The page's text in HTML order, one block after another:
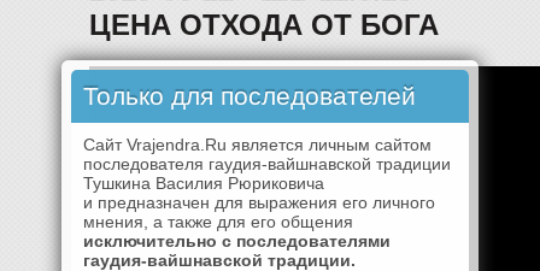
ЦЕНА ОТХОДА ОТ БОГА
Только для последователей
Сайт Vrajendra.Ru является личным сайтом
последователя гаудия-вайшнавской традиции
Тушкина Василия Рюриковича
и предназначен для выражения его личного
мнения, а также для его общения
исключительно с последователями
гаудия-вайшнавской традиции.